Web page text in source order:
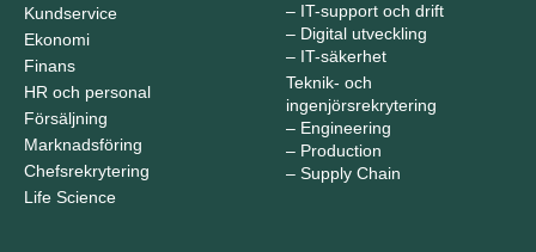
Kundservice
Ekonomi
Finans
HR och personal
Försäljning
Marknadsföring
Chefsrekrytering
Life Science
– IT-support och drift
– Digital utveckling
– IT-säkerhet
Teknik- och
ingenjörsrekrytering
– Engineering
– Production
– Supply Chain